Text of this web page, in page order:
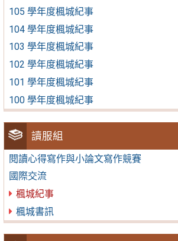
105 學年度楓城紀事
104 學年度楓城紀事
103 學年度楓城紀事
102 學年度楓城紀事
101 學年度楓城紀事
100 學年度楓城紀事
讀服組
閱讀心得寫作與小論文寫作競賽
國際交流
楓城紀事
楓城書訊